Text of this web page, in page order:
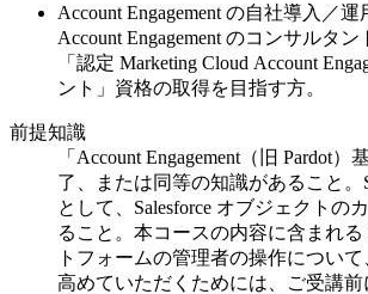
Account Engagement の自社導入／運
Account Engagement のコンサルタン
「認定 Marketing Cloud Account
ント」資格の取得を目指す方。
前提知識
「Account Engagement（旧 Pardot
了、または同等の知識があること。
として、Salesforce オブジェクトの
ること。本コースの内容に含まれる
トフォームの管理者の操作につい
高めていただくためには、ご受講前